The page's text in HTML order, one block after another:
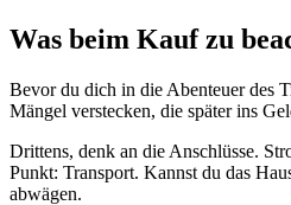
Was beim Kauf zu
Bevor du dich in die Abenteuer des
Mängel verstecken, die später ins
Drittens, denk an die Anschlüsse.
Punkt: Transport. Kannst du das
abwägen.